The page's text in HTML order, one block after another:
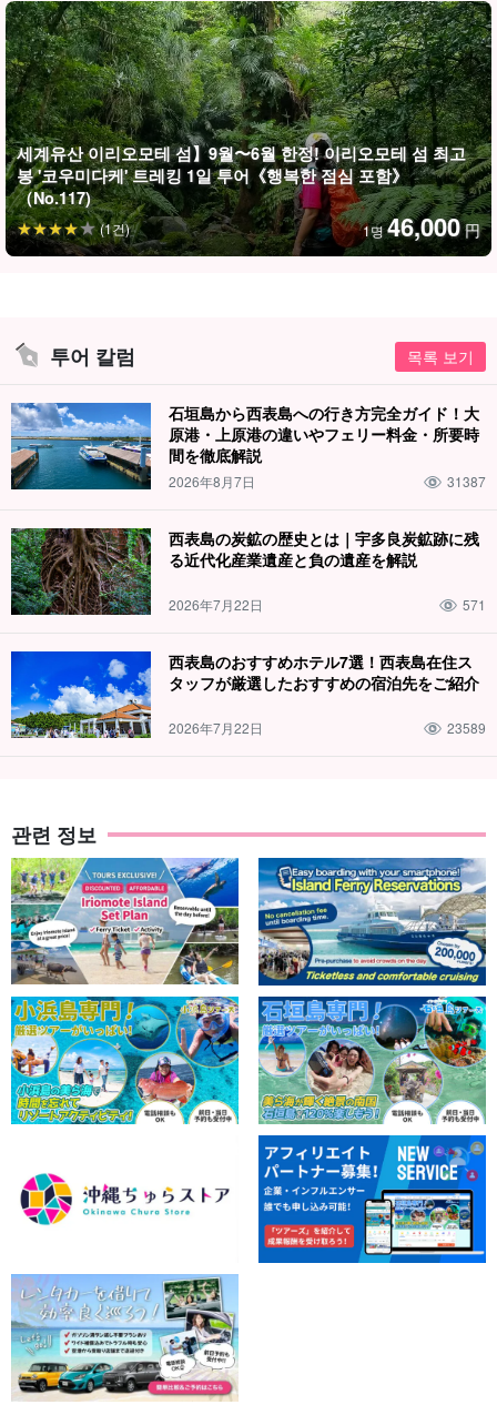
체력과 모험심으로 도전하는 상급자 트레킹!
접근하기 어려운 비경 '마야그스크 폭포'
마야구스쿠 폭포는 이리오모테 섬 정글의 안쪽, 섬의 중앙 부근에 위
치하며'환상의 폭포'라고도 불리는 비경입니다.
접근하기 어려운 자연에 둘러싸여 있어 쉽게 접근할 수 없는 특별한
존재로 자리 잡고 있다.
★★★★☆
어느 정도 더위에 적응된 몸과 체력이 필요하기 때문에 걱정이
되시는 분들은 달리기 등으로 체력을 기르며 준비하시는 것을
추천드립니다.
어느 시기에도 사람이 적은 것이 특징이다. 계단식으로 겹겹이 쌓인
암반과 그 위를 흐르는 이리오모테 섬의 맑은 물줄기가 압권인 명소
입니다!
고객에게 최적의 투어를 제공합니다!
소수정예 또는 전세 투어로 진행되기 때문에 안심하고 참가할 수 있
다.
인원 수에 따라 일반 투어도 전세 투어도 가능하며, 고객님께 가장
섬사람 가족과 함께 운영하는 투어샵이 안내해 드립니다.
이리오모테 섬에서 가장 역사가 깊은 마을 중 하나인 소나 마을
에 위치한 이리오모테 섬 출신의 섬사람 가족이 운영하는 투어
세계유산 이리오모테 섬】9월〜6월 한정! 이리오모테 섬 최고
봉 '코우미다케' 트레킹 1일 투어《행복한 점심 포함》
（No.117)
1명46,000 円
(1건)
투어 칼럼 목록 보기
石垣島から西表島への行き方完全ガイド！大
原港・上原港の違いやフェリー料金・所要時
間を徹底解説
2026年8月7日 31387
西表島の炭鉱の歴史とは｜宇多良炭鉱跡に残
る近代化産業遺産と負の遺産を解説
2026年7月22日 571
西表島のおすすめホテル7選！西表島在住ス
タッフが厳選したおすすめの宿泊先をご紹介
2026年7月22日 23589
관련 정보